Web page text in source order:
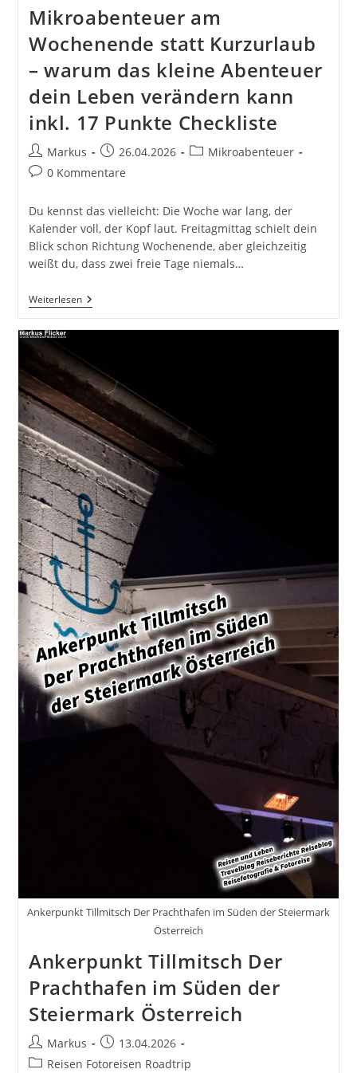
Mikroabenteuer am
Wochenende statt Kurzurlaub
– warum das kleine Abenteuer
dein Leben verändern kann
inkl. 17 Punkte Checkliste
Beitrags-
Autor:
Markus
Beitrag
veröffentlicht:
26.04.2026
Beitrags-
Mikroabenteuer
Beitrags-
0 Kommentare
Du kennst das vielleicht: Die Woche war lang, der
Kalender voll, der Kopf laut. Freitagmittag schielt dein
Blick schon Richtung Wochenende, aber gleichzeitig
weißt du, dass zwei freie Tage niemals…
WeiterlesenMikroabenteuer
Am
–
Warum
Das
Kleine
Abenteuer
Dein
Leben
Verändern
Kann
Inkl.
17
Punkte
Checkliste
Ankerpunkt Tillmitsch Der Prachthafen im Süden der Steiermark
Österreich
Ankerpunkt Tillmitsch Der
Prachthafen im Süden der
Steiermark Österreich
Beitrags-
Autor:
Markus
Beitrag
veröffentlicht:
13.04.2026
Beitrags-
Reisen Fotoreisen Roadtrip